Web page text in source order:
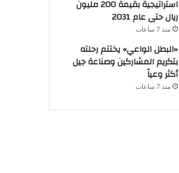
استراتيجية بقيمة 200 مليون
ريال حتى عام 2031
منذ 7 ساعات
«البطل الواعي» يختتم رحلته
بتكريم المشاركين وصناعة جيل
أكثر وعياً
منذ 7 ساعات